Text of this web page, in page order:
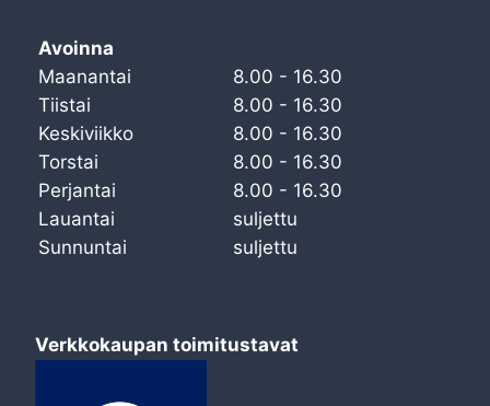
Avoinna
Maanantai
8.00 - 16.30
Tiistai
8.00 - 16.30
Keskiviikko
8.00 - 16.30
Torstai
8.00 - 16.30
Perjantai
8.00 - 16.30
Lauantai
suljettu
Sunnuntai
suljettu
Verkkokaupan toimitustavat